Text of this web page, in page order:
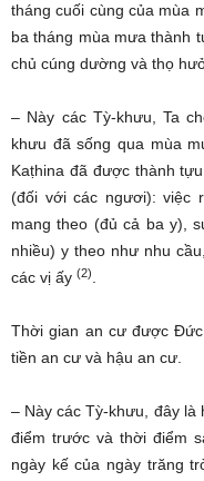
tháng cuối cùng của mùa
ba tháng mùa mưa thành
chủ cúng dường và thọ
– Này các Tỳ-khưu, Ta
khưu đã sống qua mùa
Kaṭhina đã được thành
(đối với các ngươi): việc
mang theo (đủ cả ba y),
nhiều) y theo như nhu
các vị ấy (2)
Thời gian an cư được
tiền an cư và hậu an cư.
– Này các Tỳ-khưu, đây
điểm trước và thời điểm
ngày kế của ngày trăng